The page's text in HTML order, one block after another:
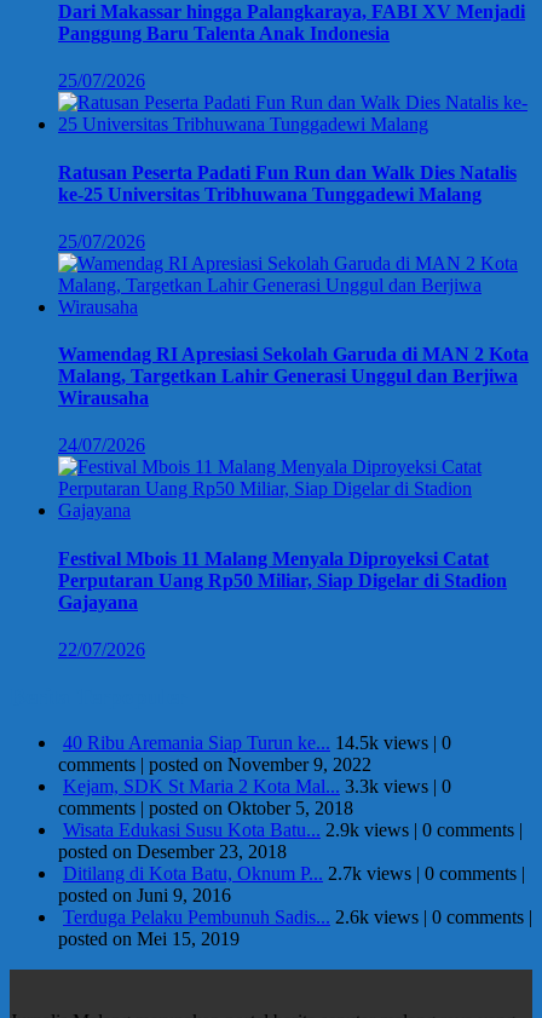
Dari Makassar hingga Palangkaraya, FABI XV Menjadi
Panggung Baru Talenta Anak Indonesia
25/07/2026
Ratusan Peserta Padati Fun Run dan Walk Dies Natalis
ke-25 Universitas Tribhuwana Tunggadewi Malang
25/07/2026
Wamendag RI Apresiasi Sekolah Garuda di MAN 2 Kota
Malang, Targetkan Lahir Generasi Unggul dan Berjiwa
Wirausaha
24/07/2026
Festival Mbois 11 Malang Menyala Diproyeksi Catat
Perputaran Uang Rp50 Miliar, Siap Digelar di Stadion
Gajayana
22/07/2026
40 Ribu Aremania Siap Turun ke... 14.5k views | 0
comments | posted on November 9, 2022
Kejam, SDK St Maria 2 Kota Mal... 3.3k views | 0
comments | posted on Oktober 5, 2018
Wisata Edukasi Susu Kota Batu... 2.9k views | 0 comments |
posted on Desember 23, 2018
Ditilang di Kota Batu, Oknum P... 2.7k views | 0 comments |
posted on Juni 9, 2016
Terduga Pelaku Pembunuh Sadis... 2.6k views | 0 comments |
posted on Mei 15, 2019